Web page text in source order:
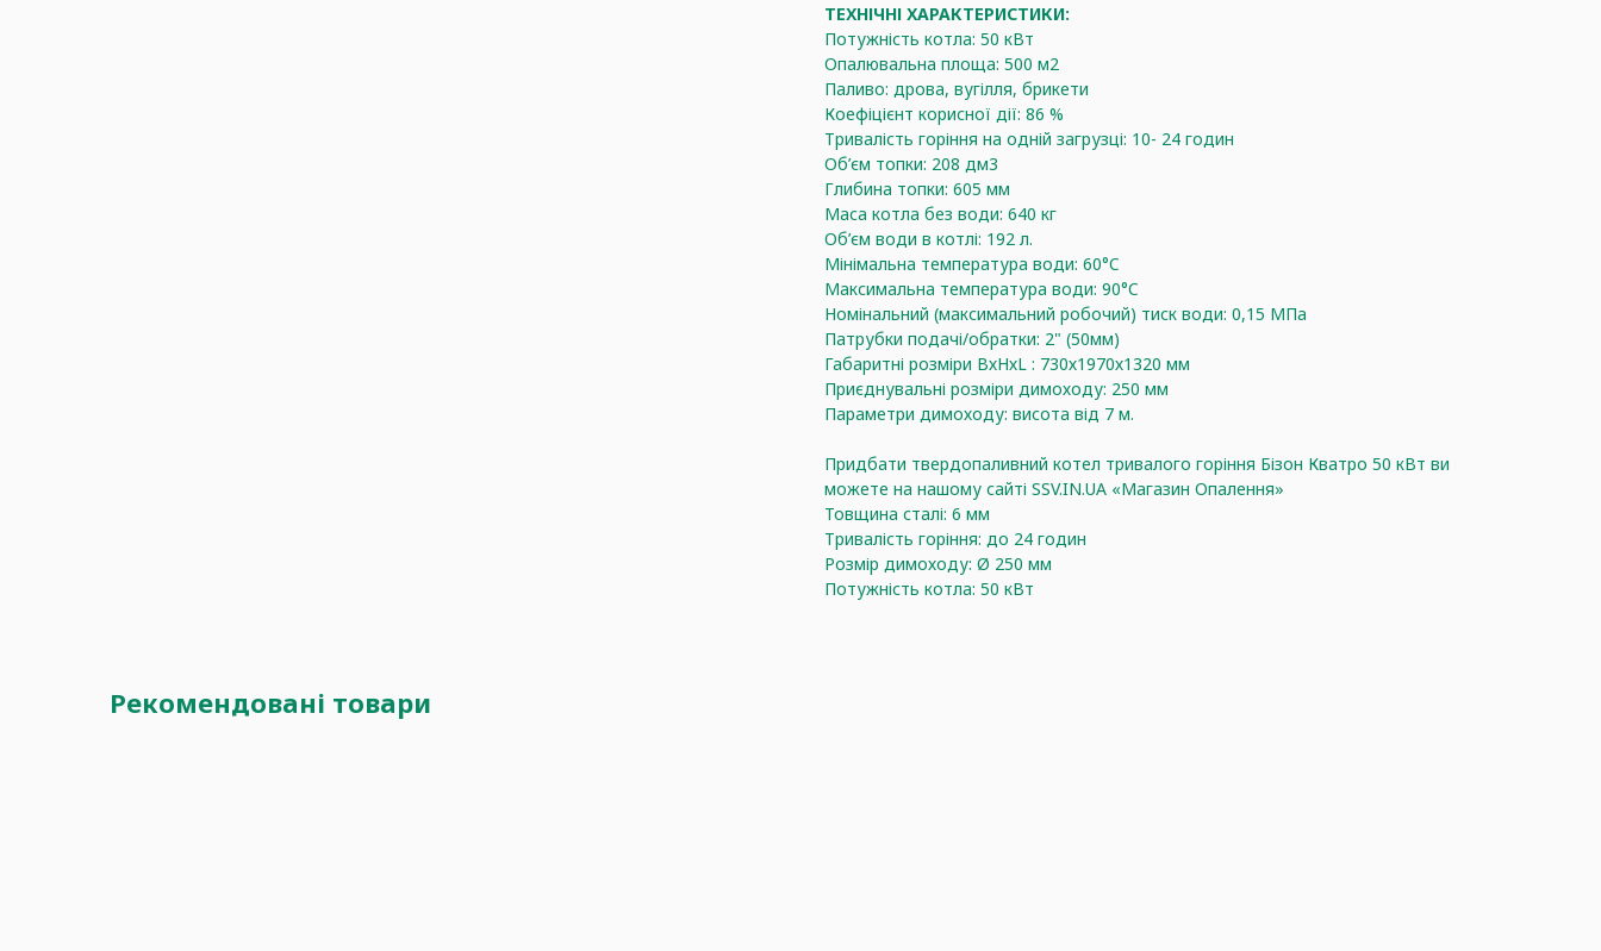
ТЕХНІЧНІ ХАРАКТЕРИСТИКИ:
Потужність котла: 50 кВт
Опалювальна площа: 500 м2
Паливо: дрова, вугілля, брикети
Коефіцієнт корисної дії: 86 %
Тривалість горіння на одній загрузці: 10- 24 годин
Об’єм топки: 208 дм3
Глибина топки: 605 мм
Маса котла без води: 640 кг
Об’єм води в котлі: 192 л.
Мінімальна температура води: 60°C
Максимальна температура води: 90°C
Номінальний (максимальний робочий) тиск води: 0,15 МПа
Патрубки подачі/обратки: 2" (50мм)
Габаритні розміри ВхНхL : 730х1970х1320 мм
Приєднувальні розміри димоходу: 250 мм
Параметри димоходу: висота від 7 м.
Придбати твердопаливний котел тривалого горіння Бізон Кватро 50 кВт ви
можете на нашому сайті SSV.IN.UA «Магазин Опалення»
Товщина сталі: 6 мм
Тривалість горіння: до 24 годин
Розмір димоходу: Ø 250 мм
Потужність котла: 50 кВт
Рекомендовані товари